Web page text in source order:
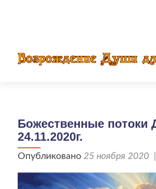
Божественные потоки
24.11.2020г.
Опубликовано 25 ноября